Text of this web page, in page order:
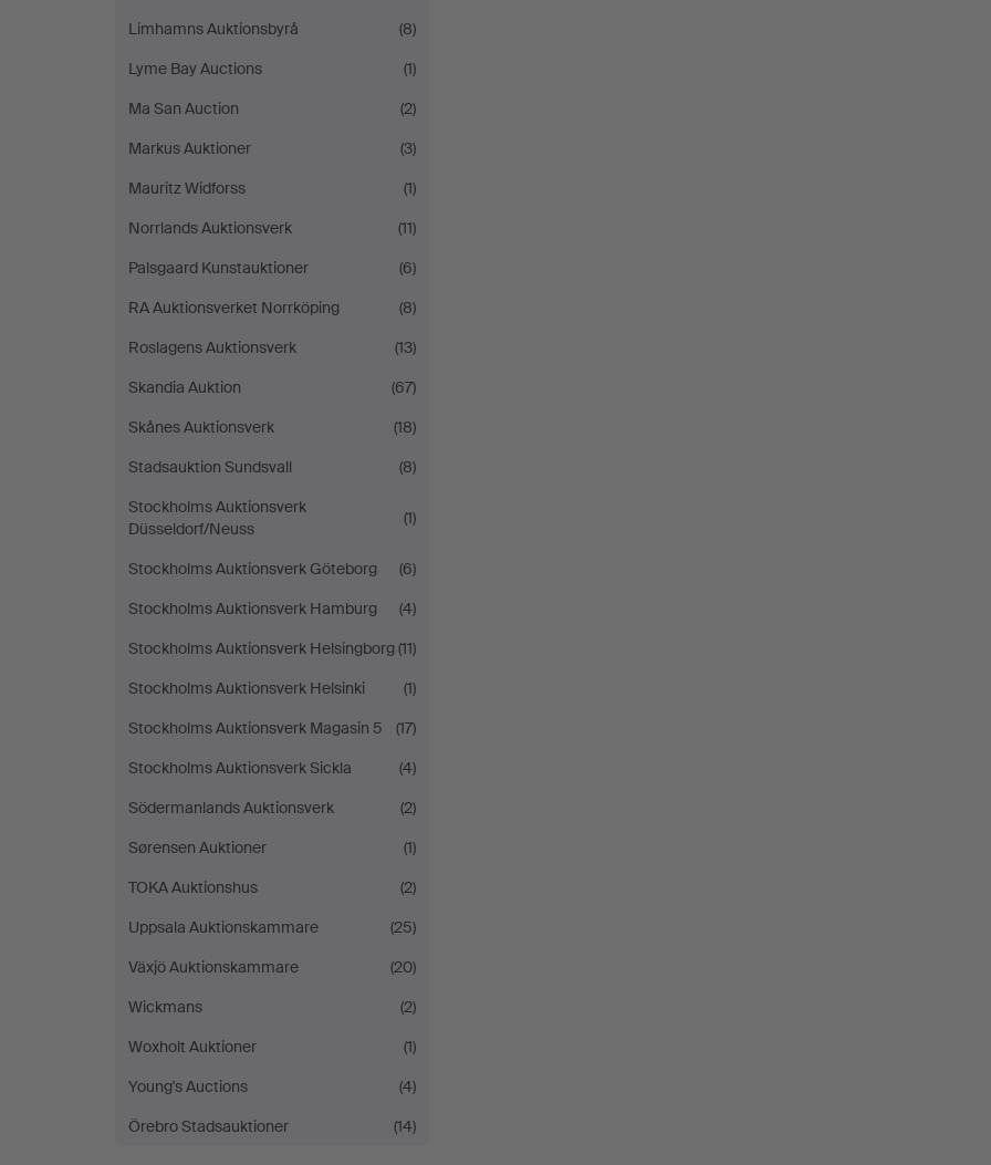
Limhamns Auktionsbyrå
(8)
Lyme Bay Auctions
(1)
Ma San Auction
(2)
Markus Auktioner
(3)
Mauritz Widforss
(1)
Norrlands Auktionsverk
(11)
Palsgaard Kunstauktioner
(6)
RA Auktionsverket Norrköping
(8)
Roslagens Auktionsverk
(13)
Skandia Auktion
(67)
Skånes Auktionsverk
(18)
Stadsauktion Sundsvall
(8)
Stockholms Auktionsverk
Düsseldorf/Neuss
(1)
Stockholms Auktionsverk Göteborg
(6)
Stockholms Auktionsverk Hamburg
(4)
Stockholms Auktionsverk Helsingborg(11)
Stockholms Auktionsverk Helsinki
(1)
Stockholms Auktionsverk Magasin 5
(17)
Stockholms Auktionsverk Sickla
(4)
Södermanlands Auktionsverk
(2)
Sørensen Auktioner
(1)
TOKA Auktionshus
(2)
Uppsala Auktionskammare
(25)
Växjö Auktionskammare
(20)
Wickmans
(2)
Woxholt Auktioner
(1)
Young's Auctions
(4)
Örebro Stadsauktioner
(14)